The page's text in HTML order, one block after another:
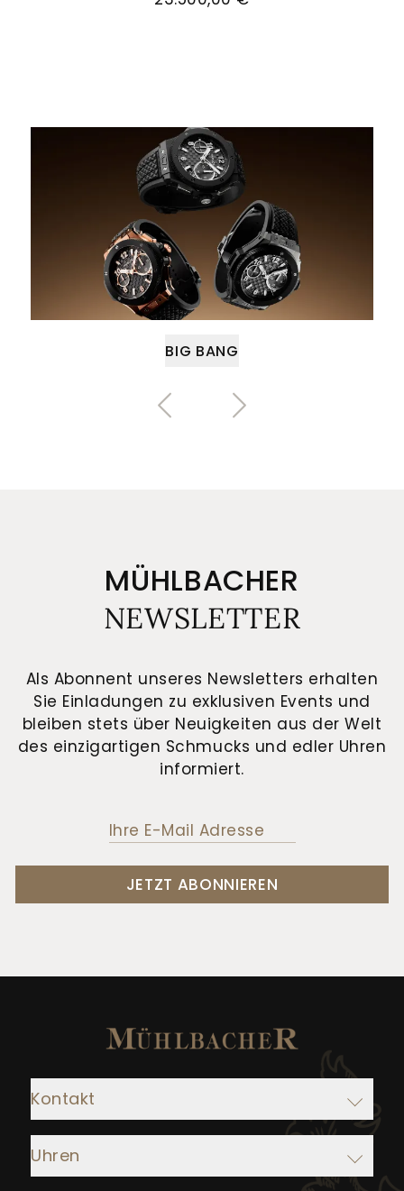
Weiter zu Big Bang
BIG BANG
MÜHLBACHER
NEWSLETTER
Als Abonnent unseres Newsletters erhalten
Sie Einladungen zu exklusiven Events und
bleiben stets über Neuigkeiten aus der Welt
des einzigartigen Schmucks und edler Uhren
informiert.
JETZT ABONNIEREN
Kontakt
Adresse:
Juwelier Mühlbacher
Uhren